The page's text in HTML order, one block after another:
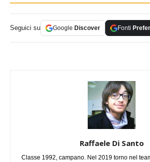
Seguici su Google Discover Fonti
Raffaele Di Santo
Classe 1992, campano. Nel 2019 torno nel